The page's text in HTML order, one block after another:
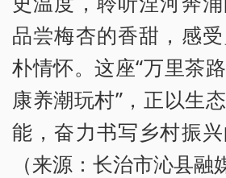
品尝梅杏的香甜，感
朴情怀。这座“万里茶
康养潮玩村”，正以生
能，奋力书写乡村振兴
（来源：长治市沁县融